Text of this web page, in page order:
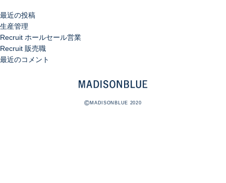
最近の投稿
生産管理
Recruit ホールセール営業
Recruit 販売職
最近のコメント
©MADISONBLUE 2020